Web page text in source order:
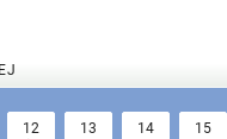
12 13 14 15